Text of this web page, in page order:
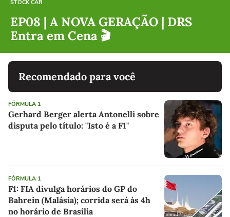
STOCK CAR
EP08 | A NOVA GERAÇÃO | DRS
Entra em Cena 🎬
Recomendado para você
FÓRMULA 1
Gerhard Berger alerta Antonelli sobre
disputa pelo título: "Isto é a F1"
FÓRMULA 1
F1: FIA divulga horários do GP do
Bahrein (Malásia); corrida será às 4h
no horário de Brasília